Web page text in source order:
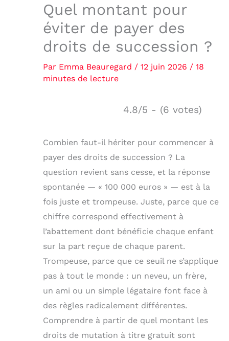
Quel montant pour
éviter de payer des
droits de succession ?
Par Emma Beauregard / 12 juin 2026 / 18
minutes de lecture
4.8/5 - (6 votes)
Combien faut-il hériter pour commencer à
payer des droits de succession ? La
question revient sans cesse, et la réponse
spontanée — « 100 000 euros » — est à la
fois juste et trompeuse. Juste, parce que ce
chiffre correspond effectivement à
l’abattement dont bénéficie chaque enfant
sur la part reçue de chaque parent.
Trompeuse, parce que ce seuil ne s’applique
pas à tout le monde : un neveu, un frère,
un ami ou un simple légataire font face à
des règles radicalement différentes.
Comprendre à partir de quel montant les
droits de mutation à titre gratuit sont